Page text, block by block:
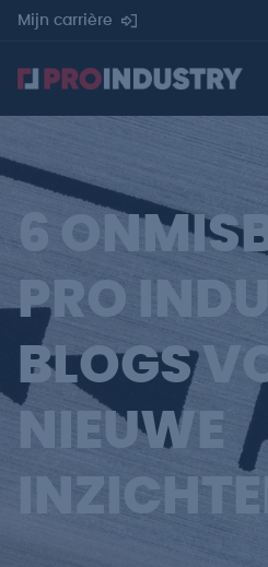
Mijn carrière
6
PRO
BLOGS
NIEUWE